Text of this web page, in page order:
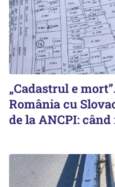
„Cadastrul e
România cu
de la ANCPI: